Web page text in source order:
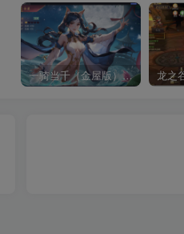
一骑当千（金屋版）（请勿传播宣传谢谢了，有点儿违禁）